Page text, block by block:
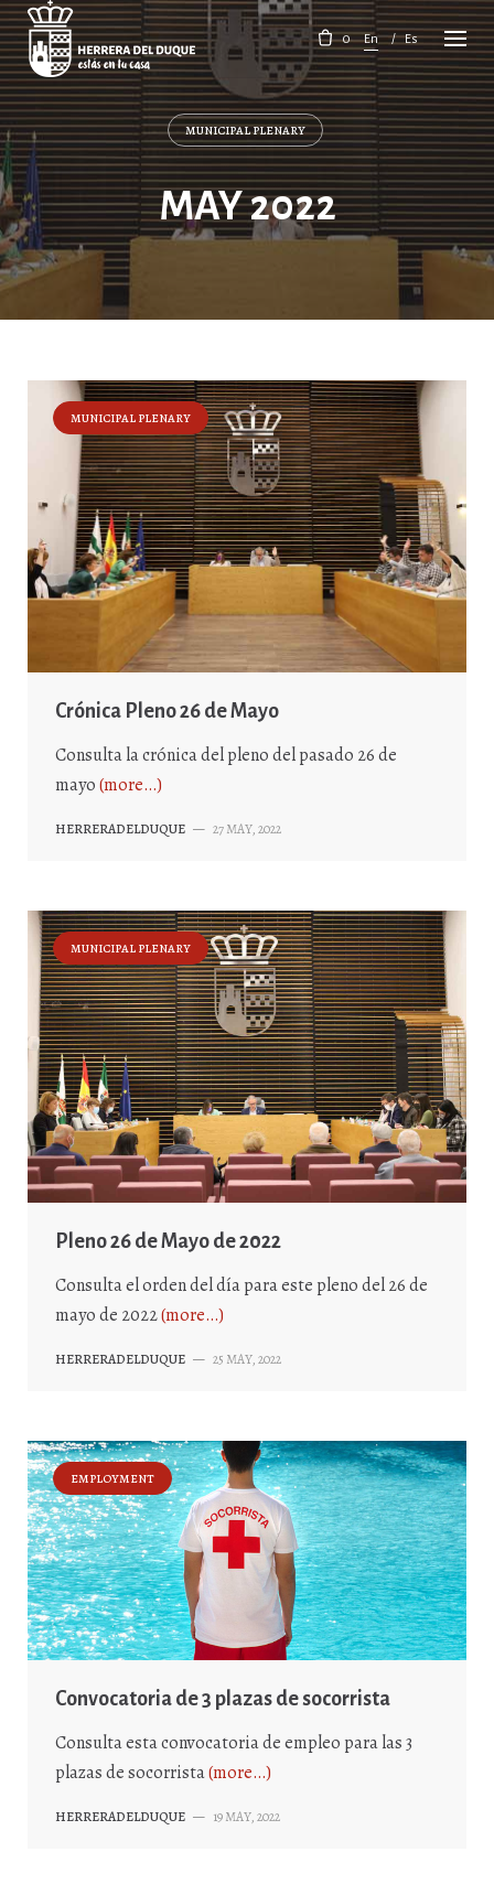
Skip
to
content
0 En Es
MUNICIPAL PLENARY
MAY 2022
MUNICIPAL PLENARY
Crónica Pleno 26 de Mayo
Consulta la crónica del pleno del pasado 26 de
mayo(more…)
HERRERADELDUQUE — 27 MAY, 2022
MUNICIPAL PLENARY
Pleno 26 de Mayo de 2022
Consulta el orden del día para este pleno del 26 de
mayo de 2022(more…)
HERRERADELDUQUE — 25 MAY, 2022
EMPLOYMENT
Convocatoria de 3 plazas de socorrista
Consulta esta convocatoria de empleo para las 3
plazas de socorrista(more…)
HERRERADELDUQUE — 19 MAY, 2022